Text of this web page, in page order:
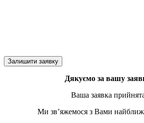
Дякуємо за вашу
Ваша заявка
Ми зв’яжемося з Вами